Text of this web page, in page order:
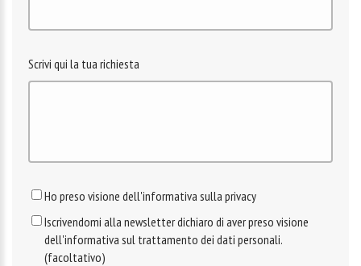
Scrivi qui la tua richiesta
Ho preso visione dell'informativa sulla privacy
Iscrivendomi alla newsletter dichiaro di aver preso visione
dell'informativa sul trattamento dei dati personali.
(facoltativo)